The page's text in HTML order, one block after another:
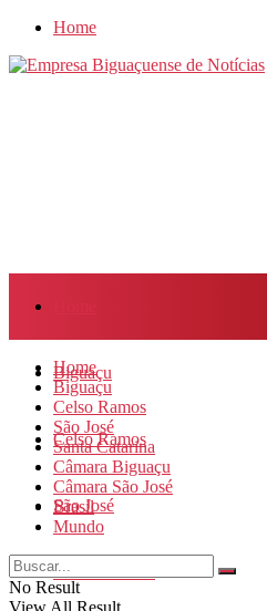
Home
Biguaçu
Celso Ramos
São José
Santa Catarina
Home
Biguaçu
Celso Ramos
São José
Santa Catarina
Câmara Biguaçu
Câmara São José
Brasil
Mundo
No Result
View All Result